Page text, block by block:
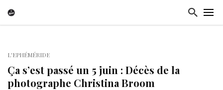
L'EPHÉMÉRIDE
Ça s’est passé un 5 juin : Décès de la
photographe Christina Broom